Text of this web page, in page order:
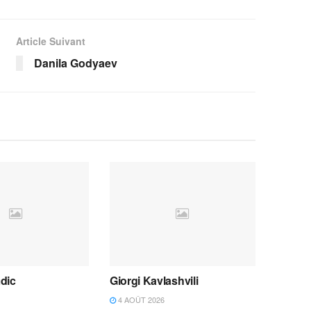
Article Suivant
Danila Godyaev
Giorgi Kavlashvili
4 AOÛT 2026